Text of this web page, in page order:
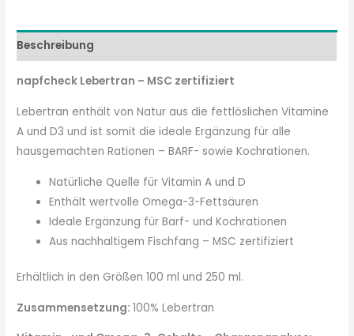
Beschreibung
napfcheck Lebertran – MSC zertifiziert
Lebertran enthält von Natur aus die fettlöslichen Vitamine
A und D3 und ist somit die ideale Ergänzung für alle
hausgemachten Rationen – BARF- sowie Kochrationen.
Natürliche Quelle für Vitamin A und D
Enthält wertvolle Omega-3-Fettsäuren
Ideale Ergänzung für Barf- und Kochrationen
Aus nachhaltigem Fischfang – MSC zertifiziert
Erhältlich in den Größen 100 ml und 250 ml.
Zusammensetzung:100% Lebertran